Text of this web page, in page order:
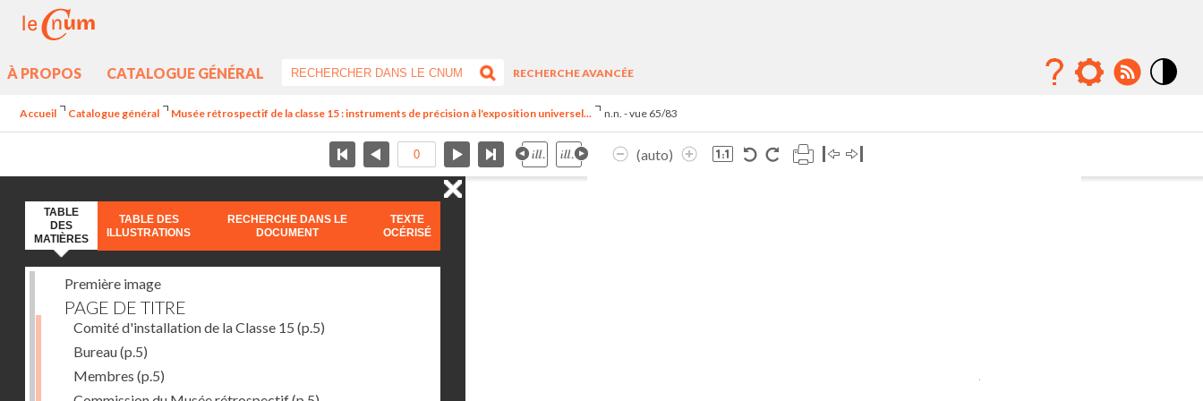
À PROPOS CATALOGUE GÉNÉRAL
RECHERCHE AVANCÉE
Accueil Catalogue général Musée rétrospectif de la classe 15 : instruments de précision à l'exposition universel... n.n. - vue 65/83
(auto)
TABLE
DES
MATIÈRES
TABLE DES
ILLUSTRATIONS
RECHERCHE DANS LE
DOCUMENT
TEXTE
OCÉRISÉ
Première image
PAGE DE TITRE
Comité d'installation de la Classe 15 (p.5)
Bureau(p.5)
Membres (p.5)